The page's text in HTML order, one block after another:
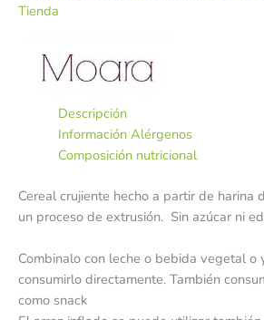
Tienda
Descripción
Información Alérgenos
Composición nutricional
Cereal crujiente hecho a partir de harina
un proceso de extrusión. Sin azúcar ni
Combinalo con leche o bebida vegetal o
consumirlo directamente. También
como snack